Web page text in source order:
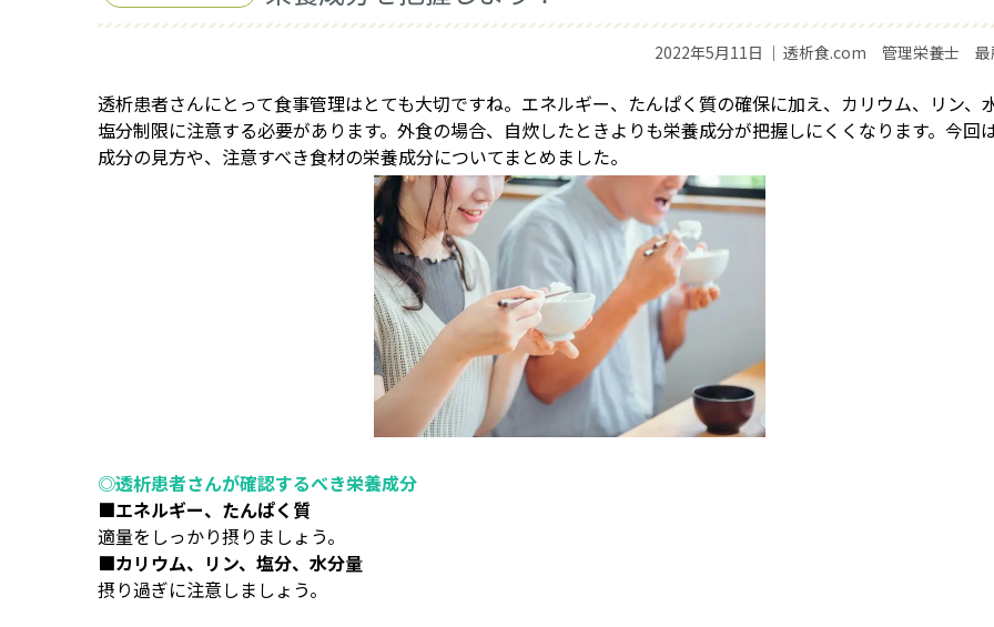
2022年5月11日 ｜ 透析食.com 管理栄養士 最
透析患者さんにとって食事管理はとても大切ですね。エネルギー、たんぱく質の確保に加え、カリウム、リン、
塩分制限に注意する必要があります。外食の場合、自炊したときよりも栄養成分が把握しにくくなります。今回
成分の見方や、注意すべき食材の栄養成分についてまとめました。
◎透析患者さんが確認するべき栄養成分
■エネルギー、たんぱく質
適量をしっかり摂りましょう。
■カリウム、リン、塩分、水分量
摂り過ぎに注意しましょう。